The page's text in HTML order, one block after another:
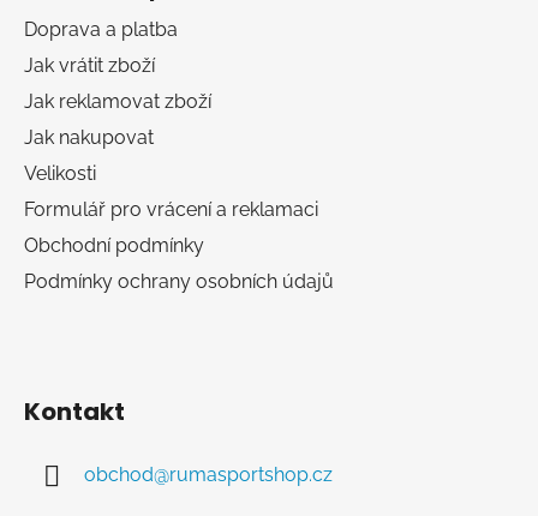
i
Doprava a platba
Jak vrátit zboží
Jak reklamovat zboží
Jak nakupovat
Velikosti
Formulář pro vrácení a reklamaci
Obchodní podmínky
Podmínky ochrany osobních údajů
Kontakt
obchod@rumasportshop.cz